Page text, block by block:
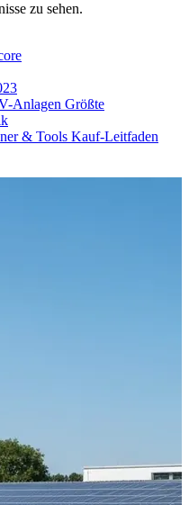
zu sehen.
Anlagen Größte
& Tools Kauf-Leitfaden